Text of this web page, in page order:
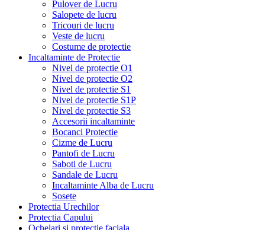
Pulover de Lucru
Salopete de lucru
Tricouri de lucru
Veste de lucru
Costume de protectie
Incaltaminte de Protectie
Nivel de protectie O1
Nivel de protectie O2
Nivel de protectie S1
Nivel de protectie S1P
Nivel de protectie S3
Accesorii incaltaminte
Bocanci Protectie
Cizme de Lucru
Pantofi de Lucru
Saboti de Lucru
Sandale de Lucru
Incaltaminte Alba de Lucru
Sosete
Protectia Urechilor
Protectia Capului
Ochelari si protectie faciala